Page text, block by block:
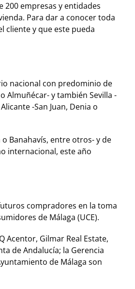
200 empresas y entidades
Para dar a conocer toda
cliente y que este pueda
nacional con predominio de
Almuñécar- y también Sevilla -
-San Juan, Denia o
Banahavís, entre otros- y de
internacional, este año
compradores en la toma
de Málaga (UCE).
Acentor, Gilmar Real Estate,
de Andalucía; la Gerencia
de Málaga son